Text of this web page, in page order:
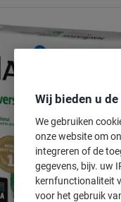
Wij bieden u
We gebruiken
onze website om
integreren of de
gegevens, bijv. uw
kernfunctionaliteit
voor het gebruik